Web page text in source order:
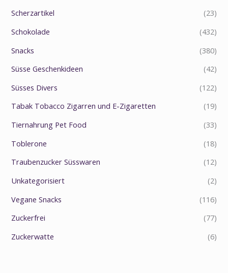
Scherzartikel
(23)
Schokolade
(432)
Snacks
(380)
Süsse Geschenkideen
(42)
Süsses Divers
(122)
Tabak Tobacco Zigarren und E-Zigaretten
(19)
Tiernahrung Pet Food
(33)
Toblerone
(18)
Traubenzucker Süsswaren
(12)
Unkategorisiert
(2)
Vegane Snacks
(116)
Zuckerfrei
(77)
Zuckerwatte
(6)